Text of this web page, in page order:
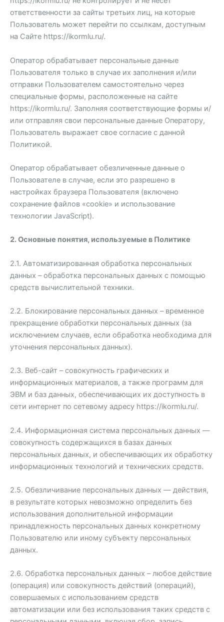
ответственности за сайты третьих лиц, на которые
Пользователь может перейти по ссылкам, доступным
на Сайте https://ikormlu.ru/.
Оператор обрабатывает персональные данные
Пользователя только в случае их заполнения и/или
отправки Пользователем самостоятельно через
специальные формы, расположенные на сайте
https://ikormlu.ru/. Заполняя соответствующие формы и/
или отправляя свои персональные данные Оператору,
Пользователь выражает свое согласие с данной
Политикой.
Оператор обрабатывает обезличенные данные о
Пользователе в случае, если это разрешено в
настройках браузера Пользователя (включено
сохранение файлов «cookie» и использование
технологии JavaScript).
2. Основные понятия, используемые в Политике
2.1. Автоматизированная обработка персональных
данных – обработка персональных данных с помощью
средств вычислительной техники.
2.2. Блокирование персональных данных – временное
прекращение обработки персональных данных (за
исключением случаев, если обработка необходима для
уточнения персональных данных).
2.3. Веб-сайт – совокупность графических и
информационных материалов, а также программ для
ЭВМ и баз данных, обеспечивающих их доступность в
сети интернет по сетевому адресу https://ikormlu.ru/.
2.4. Информационная система персональных данных —
совокупность содержащихся в базах данных
персональных данных, и обеспечивающих их обработку
информационных технологий и технических средств.
2.5. Обезличивание персональных данных — действия,
в результате которых невозможно определить без
использования дополнительной информации
принадлежность персональных данных конкретному
Пользователю или иному субъекту персональных
данных.
2.6. Обработка персональных данных – любое действие
(операция) или совокупность действий (операций),
совершаемых с использованием средств
автоматизации или без использования таких средств с